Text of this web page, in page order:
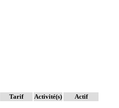
Tarif Activité(s) Actif